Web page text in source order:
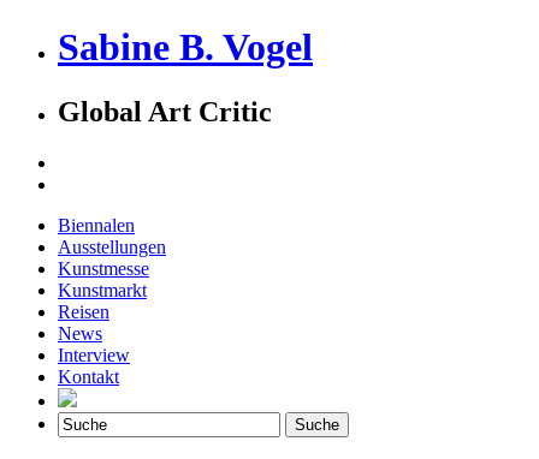
Sabine B. Vogel
Global Art Critic
Biennalen
Ausstellungen
Kunstmesse
Kunstmarkt
Reisen
News
Interview
Kontakt